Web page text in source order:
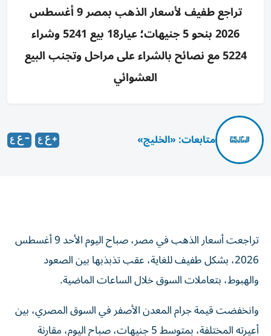
تراجع طفيف لأسعار الذهب بمصر 9 أغسطس
2026 بنحو 5 جنيهات؛ عيار18 بيع 5241 وشراء
5224 مع نصائح بالشراء على مراحل وتجنب البيع
العشوائي
متابعات: «الخليج»
تراجعت أسعار الذهب في مصر، صباح اليوم الأحد 9 أغسطس
2026، بشكل طفيف للغاية، عقب تذبذبها بين الصعود
والهبوط، بتعاملات السوق خلال الساعات الماضية.
وانخفضت قيمة جرام المعدن الأصفر في السوق المصري، بين
أعيرته المختلفة، بمتوسط 5 جنيهات، صباح اليوم، مقارنة